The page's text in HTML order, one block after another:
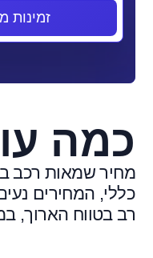
זמינות
כמה
מחיר שמאות רכב
כללי, המחירים
רב בטווח הארוך,